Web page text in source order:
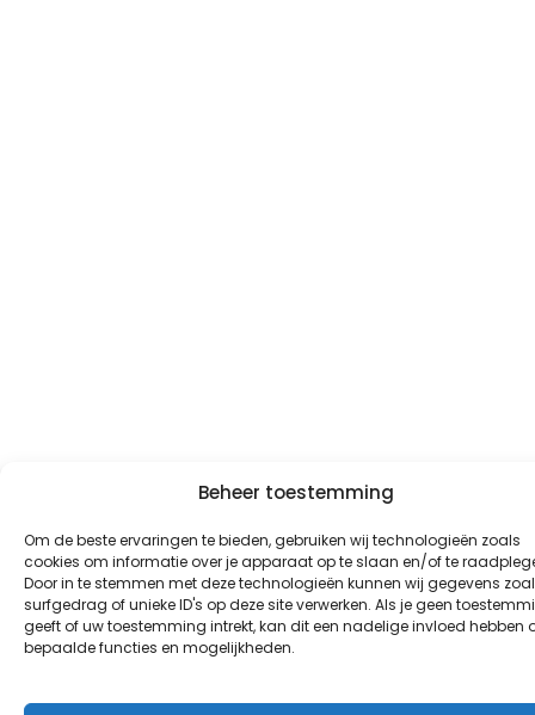
Beheer toestemming
Om de beste ervaringen te bieden, gebruiken wij technologieën zoals
cookies om informatie over je apparaat op te slaan en/of te
Door in te stemmen met deze technologieën kunnen wij gegevens
surfgedrag of unieke ID's op deze site verwerken. Als je geen
geeft of uw toestemming intrekt, kan dit een nadelige invloed hebben
bepaalde functies en mogelijkheden.